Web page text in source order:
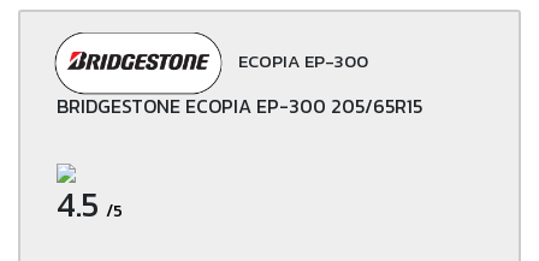
ECOPIA EP-300
BRIDGESTONE ECOPIA EP-300 205/65R15
4.5 /5